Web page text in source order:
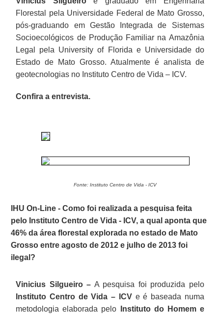
Florestal pela Universidade Federal de Mato Grosso,
pós-graduando em Gestão Integrada de Sistemas
Socioecológicos de Produção Familiar na Amazônia
Legal pela University of Florida e Universidade do
Estado de Mato Grosso. Atualmente é analista de
geotecnologias no Instituto Centro de Vida – ICV.
Confira a entrevista.
Fonte: Instituto Centro de Vida - ICV
IHU On-Line - Como foi realizada a pesquisa feita
pelo Instituto Centro de Vida - ICV, a qual aponta que
46% da área florestal explorada no estado de Mato
Grosso entre agosto de 2012 e julho de 2013 foi
ilegal?
Vinicius Silgueiro – A pesquisa foi produzida pelo
Instituto Centro de Vida – ICVe é baseada numa
metodologia elaborada pelo
Instituto do Homem e